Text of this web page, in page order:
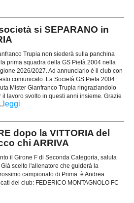
si SEPARANO in
Trupia non siederà sulla panchina
prima squadra della GS Pietà 2004 nella
2026/2027. Ad annunciarlo è il club con
comunicato: La Società GS Pieta 2004
Mister Gianfranco Trupia ringraziandolo
il lavoro svolto in questi anni insieme. Grazie
leggi
dopo la VITTORIA del
chi ARRIVA
il Girone F di Seconda Categoria, saluta
scelto l'allenatore che guiderà la
campionato di Prima: è Andrea
del club: FEDERICO MONTAGNOLO FC